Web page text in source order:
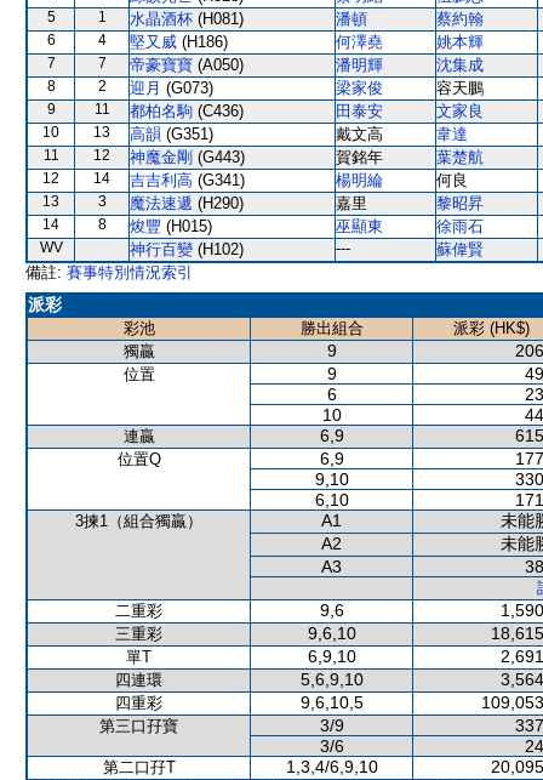
5 1 水晶酒杯 (H081) 潘頓 蔡約翰
6 4 堅又威 (H186) 何澤堯 姚本輝
7 7 帝豪寶寶 (A050) 潘明輝 沈集成
8 2 迎月 (G073) 梁家俊 容天鵬
9 11 都柏名駒 (C436) 田泰安 文家良
10 13 高韻 (G351) 戴文高 韋達
11 12 神魔金剛 (G443) 賀銘年 葉楚航
12 14 吉吉利高 (G341) 楊明綸 何良
13 3 魔法速遞 (H290) 嘉里 黎昭昇
14 8 焌豐 (H015) 巫顯東 徐雨石
WV 神行百變 (H102) ---
蘇偉賢
備註: 賽事特別情況索引
派彩
彩池 勝出組合
派彩 (HK$)
獨贏
9
位置 9
6
10
連贏 6,9
位置Q 6,9
9,10
6,10
3揀1（組合獨贏） A1
未能
A2
未能
A3
二重彩
9,6
三重彩 9,6,10
單T 6,9,10
四連環 5,6,9,10
四重彩 9,6,10,5
第三口孖寶 3/9
3/6
第二口孖T 1,3,4/6,9,10